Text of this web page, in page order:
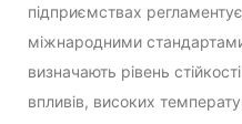
підприємствах
міжнародними
визначають рівень
впливів, високих